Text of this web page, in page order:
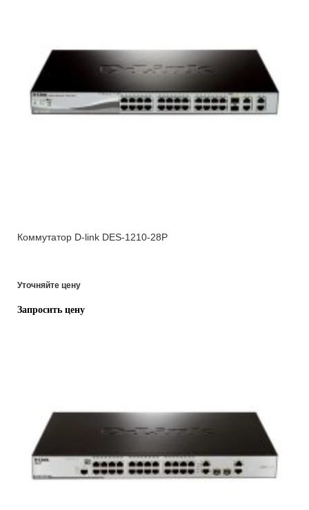
Коммутатор D-link DES-1210-28P
Уточняйте цену
Запросить цену